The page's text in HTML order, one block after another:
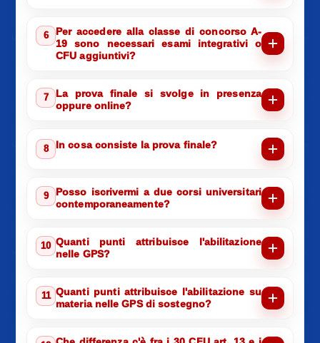
6
Per accedere alla classe di concorso A-
19 sono necessari esami integrativi o
CFU aggiuntivi?
7
La prova finale si svolge in presenza
oppure online?
8 In cosa consiste la prova finale?
9
Posso iscrivermi a due corsi universitari
contemporaneamente?
10 Quanti punti attribuisce l'abilitazione
nelle GPS?
11 Quanti punti attribuisce l'abilitazione su
materia nelle GPS di sostegno?